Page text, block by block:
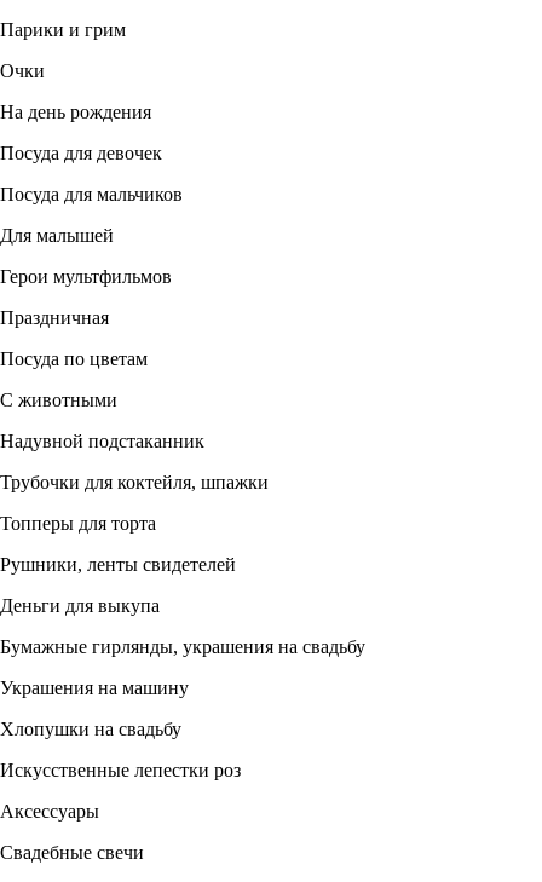
Парики и грим
Очки
На день рождения
Посуда для девочек
Посуда для мальчиков
Для малышей
Герои мультфильмов
Праздничная
Посуда по цветам
С животными
Надувной подстаканник
Трубочки для коктейля, шпажки
Топперы для торта
Рушники, ленты свидетелей
Деньги для выкупа
Бумажные гирлянды, украшения на свадьбу
Украшения на машину
Хлопушки на свадьбу
Искусственные лепестки роз
Аксессуары
Свадебные свечи